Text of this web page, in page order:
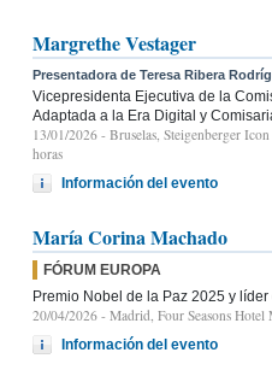
Margrethe Vestager
Presentadora de Teresa Ribera
Vicepresidenta Ejecutiva de la
Adaptada a la Era Digital y
13/01/2026 - Bruselas, Steigenberger
horas
Información del evento
María Corina Machado
FÓRUM EUROPA
Premio Nobel de la Paz 2025 y
20/04/2026 - Madrid, Four Seasons
Información del evento